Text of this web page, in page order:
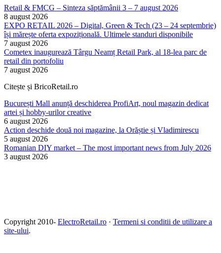
Retail & FMCG – Sinteza săptămânii 3 – 7 august 2026
8 august 2026
EXPO RETAIL 2026 – Digital, Green & Tech (23 – 24 septembrie)
își mărește oferta expozițională. Ultimele standuri disponibile
7 august 2026
Cometex inaugurează Târgu Neamț Retail Park, al 18-lea parc de
retail din portofoliu
7 august 2026
Citește și BricoRetail.ro
București Mall anunță deschiderea ProfiArt, noul magazin dedicat
artei și hobby-urilor creative
6 august 2026
Action deschide două noi magazine, la Orăștie și Vladimirescu
5 august 2026
Romanian DIY market – The most important news from July 2026
3 august 2026
Copyright 2010- ElectroRetail.ro · Termeni si conditii de utilizare a
site-ului.